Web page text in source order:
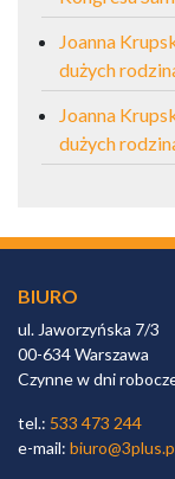
Joanna
dużych
Joanna
dużych
BIURO
ul. Jaworzyńska 7/3
00-634 Warszawa
Czynne w dni
tel.: 533 473 244
e-mail: